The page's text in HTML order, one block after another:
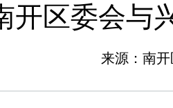
开区委会与
来源：南